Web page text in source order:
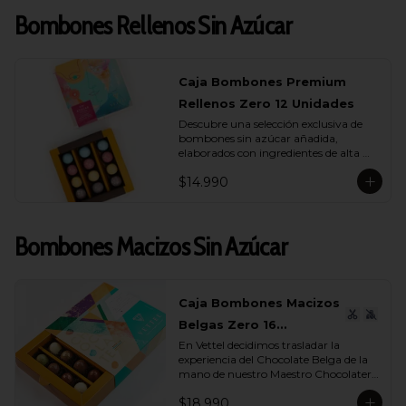
Bombones Rellenos Sin Azúcar
Caja Bombones Premium
Rellenos Zero 12 Unidades
Descubre una selección exclusiva de
bombones sin azúcar añadida,
elaborados con ingredientes de alta
calidad y rellenos suaves que realzan
cada capa de sabor.
indulgencia equilibrada, donde el
cacao es protagonista y cada textura
La colección incluye una cuidada
variedad de sabores (endulzados con
alulosa): maracuyá, avellana,
caramelo y leche, donde cada bombón
ofrece una experiencia distinta.
Rellenos cremosos, notas profundas de
ingredientes nobles, no de azúcares
$14.990
Bombones Macizos Sin Azúcar
Caja Bombones Macizos
Belgas Zero 16
Unidades
En Vettel decidimos trasladar la
experiencia del Chocolate Belga de la
mano de nuestro Maestro Chocolatero
para crear estas piezas de bombones
macizos sin azúcar añadida de